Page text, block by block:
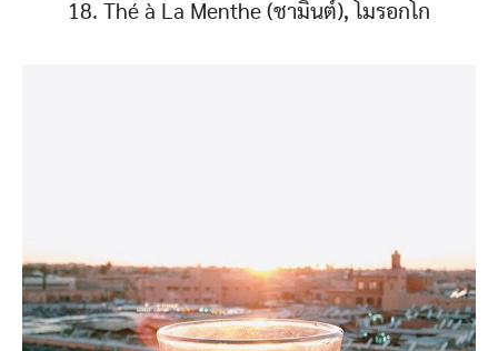
18. Thé à La Menthe (ชามินต์), โมรอกโก